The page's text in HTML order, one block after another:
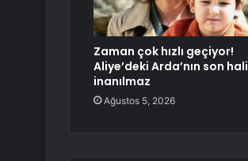
Zaman çok hızlı geçiyor!
Aliye’deki Arda’nın son hali
inanılmaz
Ağustos 5, 2026